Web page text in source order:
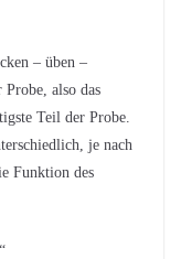
– üben –
also das
Teil der Probe.
je nach
Funktion des